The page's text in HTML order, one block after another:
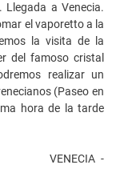
Llegada a Venecia.
el vaporetto a la
la visita de la
del famoso cristal
realizar un
(Paseo en
hora de la tarde
VENECIA -